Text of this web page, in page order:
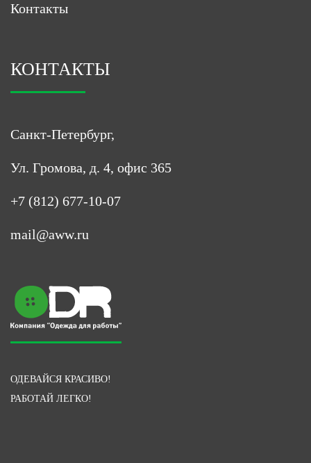
Контакты
КОНТАКТЫ
Санкт-Петербург,
Ул. Громова, д. 4, офис 365
+7 (812) 677-10-07
mail@aww.ru
ОДЕВАЙСЯ КРАСИВО!
РАБОТАЙ ЛЕГКО!